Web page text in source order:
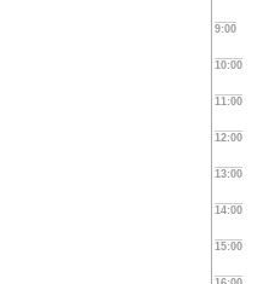
9:00
10:00
11:00
12:00
13:00
14:00
15:00